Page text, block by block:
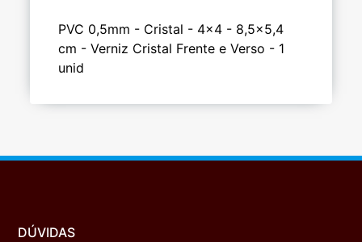
PVC 0,5mm - Cristal - 4x4 - 8,5x5,4
cm - Verniz Cristal Frente e Verso - 1
unid
DÚVIDAS